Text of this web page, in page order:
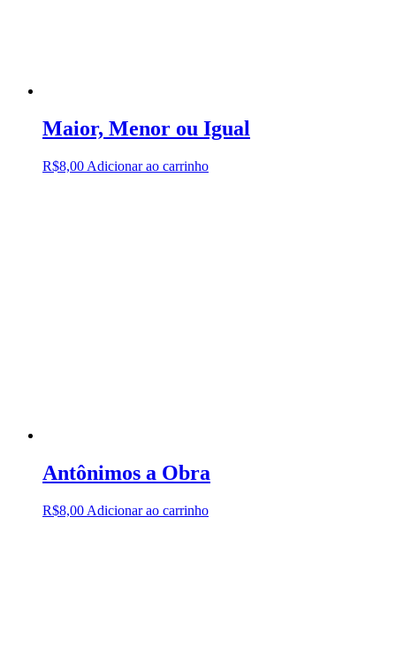
Maior, Menor ou Igual
R$8,00 Adicionar ao carrinho
Antônimos a Obra
R$8,00 Adicionar ao carrinho